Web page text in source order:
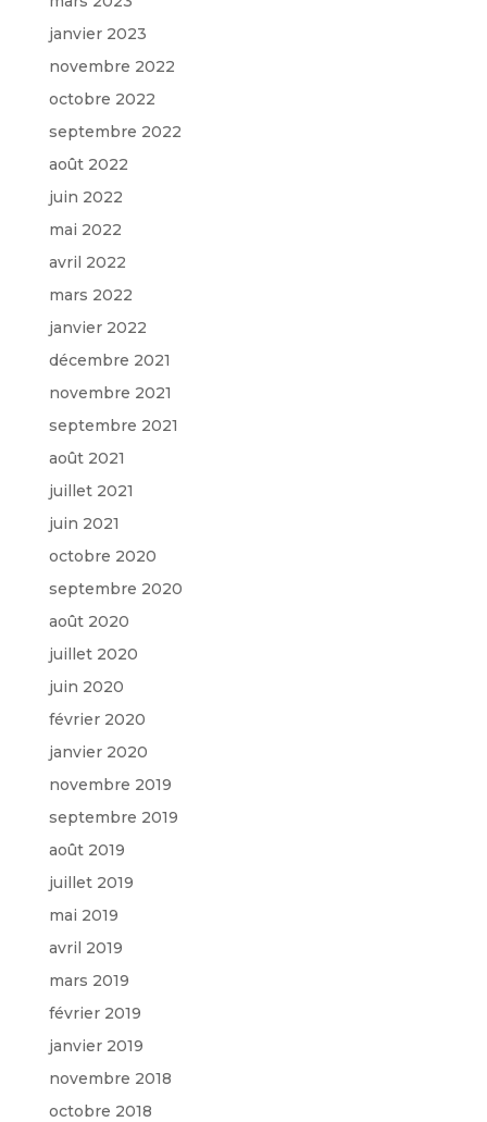
janvier 2023
novembre 2022
octobre 2022
septembre 2022
août 2022
juin 2022
mai 2022
avril 2022
mars 2022
janvier 2022
décembre 2021
novembre 2021
septembre 2021
août 2021
juillet 2021
juin 2021
octobre 2020
septembre 2020
août 2020
juillet 2020
juin 2020
février 2020
janvier 2020
novembre 2019
septembre 2019
août 2019
juillet 2019
mai 2019
avril 2019
mars 2019
février 2019
janvier 2019
novembre 2018
octobre 2018